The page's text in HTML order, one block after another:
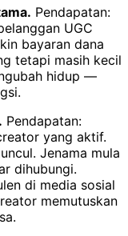
Pendapatan:
UGC
bayaran dana
tetapi masih kecil
hidup —
Pendapatan:
yang aktif.
Jenama mula
dihubungi.
di media sosial
memutuskan